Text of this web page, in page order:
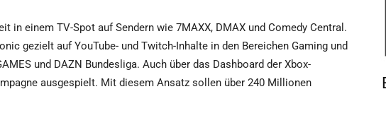
in einem TV-Spot auf Sendern wie 7MAXX, DMAX und Comedy Central.
gezielt auf YouTube- und Twitch-Inhalte in den Bereichen Gaming und
und DAZN Bundesliga. Auch über das Dashboard der Xbox-
ausgespielt. Mit diesem Ansatz sollen über 240 Millionen